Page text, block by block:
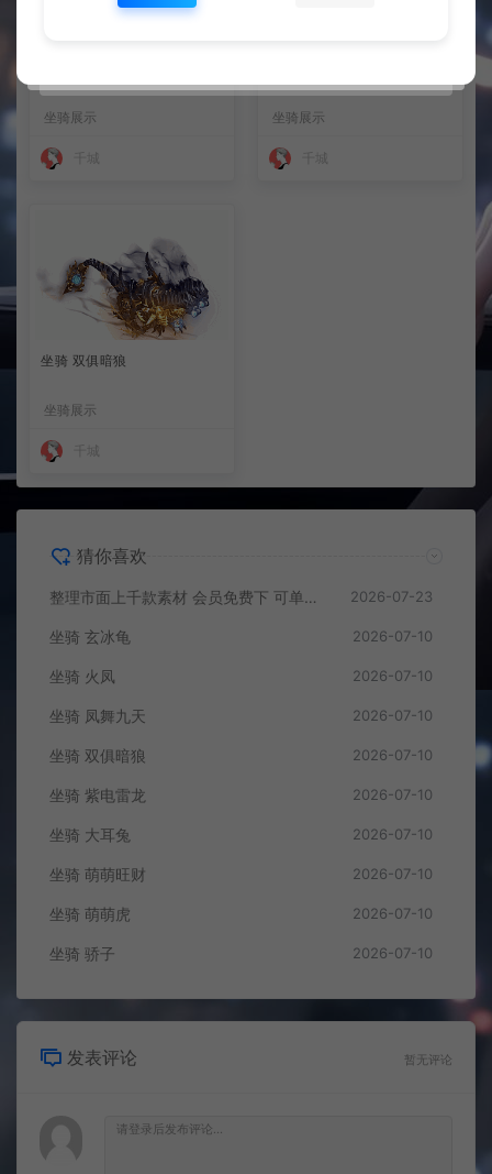
坐骑展示 坐骑展示
坐骑 双俱暗狼
坐骑展示
猜你喜欢
整理市面上千款素材 会员免费下 可单独买-5个多G 2026-07-23
坐骑 玄冰龟 2026-07-10
坐骑 火凤 2026-07-10
坐骑 凤舞九天 2026-07-10
坐骑 双俱暗狼 2026-07-10
坐骑 紫电雷龙 2026-07-10
坐骑 大耳兔 2026-07-10
坐骑 萌萌旺财 2026-07-10
坐骑 萌萌虎 2026-07-10
坐骑 骄子 2026-07-10
发表评论 暂无评论